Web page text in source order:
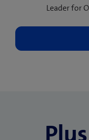
Leader for